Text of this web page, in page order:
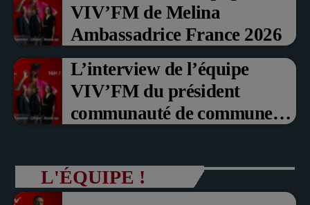
VIV’FM de Melina
Ambassadrice France 2026
L’interview de l’équipe
VIV’FM du président
communauté de communes
président com de com
L'ÉQUIPE !